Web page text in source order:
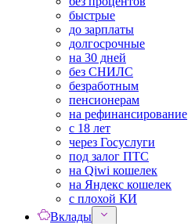
быстрые
до зарплаты
долгосрочные
на 30 дней
без СНИЛС
безработным
пенсионерам
на рефинансирование
с 18 лет
через Госуслуги
под залог ПТС
на Qiwi кошелек
на Яндекс кошелек
с плохой КИ
Вклады